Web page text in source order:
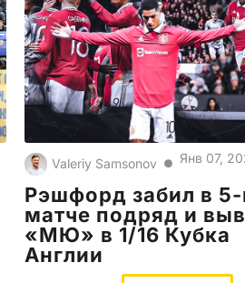
Valeriy Samsonov ● Янв 07,
Рэшфорд забил в
матче подряд и
«МЮ» в 1/16 Кубка
Англии